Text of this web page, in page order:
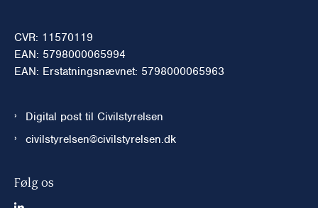
CVR: 11570119
EAN: 5798000065994
EAN: Erstatningsnævnet: 5798000065963
Digital post til Civilstyrelsen
civilstyrelsen@civilstyrelsen.dk
Følg os